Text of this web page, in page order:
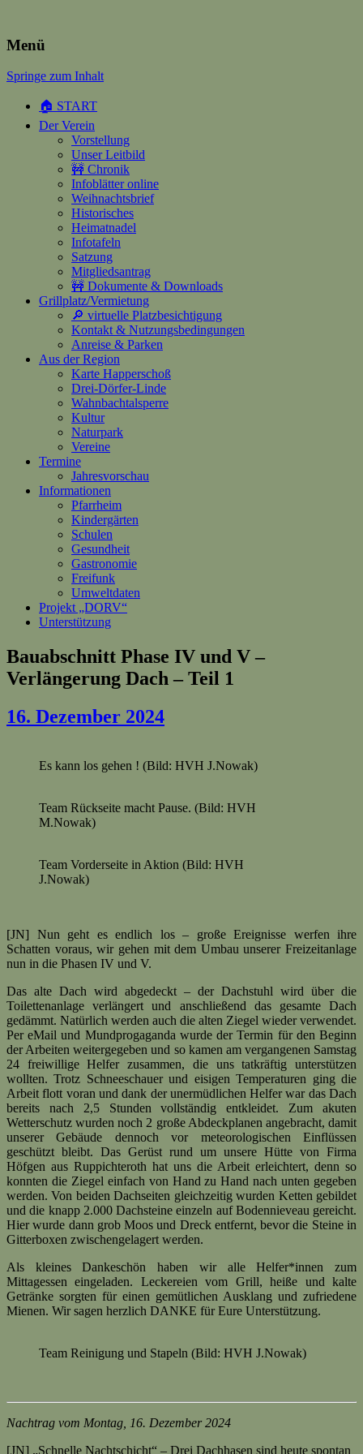
Heimatverein Happerschoss
Suchen
Menü
Springe zum Inhalt
🏠 START
Der Verein
Vorstellung
Unser Leitbild
🚧 Chronik
Infoblätter online
Weihnachtsbrief
Historisches
Heimatnadel
Infotafeln
Satzung
Mitgliedsantrag
🚧 Dokumente & Downloads
Grillplatz/Vermietung
🔎 virtuelle Platzbesichtigung
Kontakt & Nutzungsbedingungen
Anreise & Parken
Aus der Region
Karte Happerschoß
Drei-Dörfer-Linde
Wahnbachtalsperre
Kultur
Naturpark
Vereine
Termine
Jahresvorschau
Informationen
Pfarrheim
Kindergärten
Schulen
Gesundheit
Gastronomie
Freifunk
Umweltdaten
Projekt „DORV“
Unterstützung
Bauabschnitt Phase IV und V –
Verlängerung Dach – Teil 1
16. Dezember 2024
Es kann los gehen ! (Bild: HVH J.Nowak)
Team Rückseite macht Pause. (Bild: HVH
M.Nowak)
Team Vorderseite in Aktion (Bild: HVH
J.Nowak)
[JN] Nun geht es endlich los – große Ereignisse werfen ihre
Schatten voraus, wir gehen mit dem Umbau unserer Freizeitanlage
nun in die Phasen IV und V.
Das alte Dach wird abgedeckt – der Dachstuhl wird über die
Toilettenanlage verlängert und anschließend das gesamte Dach
gedämmt. Natürlich werden auch die alten Ziegel wieder verwendet.
Per eMail und Mundprogaganda wurde der Termin für den Beginn
der Arbeiten weitergegeben und so kamen am vergangenen Samstag
24 freiwillige Helfer zusammen, die uns tatkräftig unterstützen
wollten. Trotz Schneeschauer und eisigen Temperaturen ging die
Arbeit flott voran und dank der unermüdlichen Helfer war das Dach
bereits nach 2,5 Stunden vollständig entkleidet. Zum akuten
Wetterschutz wurden noch 2 große Abdeckplanen angebracht, damit
unserer Gebäude dennoch vor meteorologischen Einflüssen
geschützt bleibt. Das Gerüst rund um unsere Hütte von Firma
Höfgen aus Ruppichteroth hat uns die Arbeit erleichtert, denn so
konnten die Ziegel einfach von Hand zu Hand nach unten gegeben
werden. Von beiden Dachseiten gleichzeitig wurden Ketten gebildet
und die knapp 2.000 Dachsteine einzeln auf Bodennieveau gereicht.
Hier wurde dann grob Moos und Dreck entfernt, bevor die Steine in
Gitterboxen zwischengelagert werden.
Als kleines Dankeschön haben wir alle Helfer*innen zum
Mittagessen eingeladen. Leckereien vom Grill, heiße und kalte
Getränke sorgten für einen gemütlichen Ausklang und zufriedene
Mienen. Wir sagen herzlich DANKE für Eure Unterstützung.
Team Reinigung und Stapeln (Bild: HVH J.Nowak)
Nachtrag vom Montag, 16. Dezember 2024
[JN] „Schnelle Nachtschicht“ – Drei Dachhasen sind heute spontan